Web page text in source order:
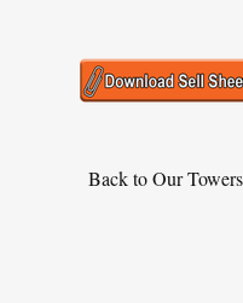
Back to Our Towers